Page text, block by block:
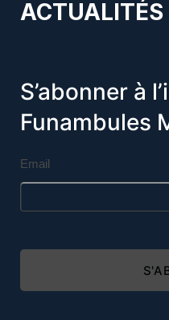
ACTUALITÉS
S’abonner à
Funambules
Email